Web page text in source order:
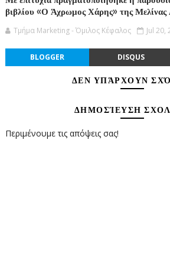
βιβλίου «Ο Άχρωμος Χάρης» της Μελίνας
Τμήμα Marketing - Όμιλος Κέφαλος Jul 20,
BLOGGER DISQUS
ΔΕΝ ΥΠΆΡΧΟΥΝ
ΔΗΜΟΣΊΕΥΣΗ
Περιμένουμε τις απόψεις σας!